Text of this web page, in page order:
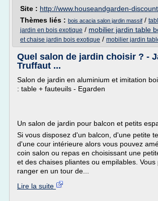
Site : http://www.houseandgarden-
Thèmes liés : bois acacia salon jardin massif /
jardin en bois exotique / mobilier jardin table
et chaise jardin bois exotique / mobilier jardin
Quel salon de jardin choisir ? -
Truffaut ...
Salon de jardin en aluminium et imitation
: table + fauteuils - Egarden
Un salon de jardin pour balcon et petits
Si vous disposez d'un balcon, d'une petite
d'une cour intérieure alors vous pouvez
coin salon ou repas en choisissant une
et des chaises pliantes ou empilables. Vous
ranger en un tour de...
Lire la suite